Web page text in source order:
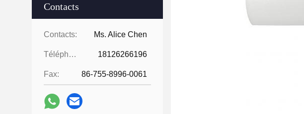
Contacts
Contacts: Ms. Alice Chen
Téléphone: 18126266196
Fax: 86-755-8996-0061